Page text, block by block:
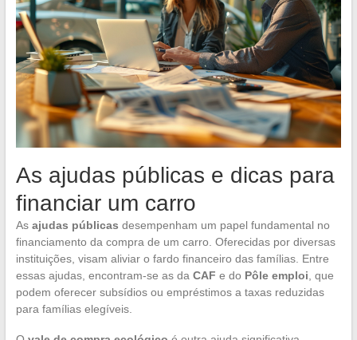
As ajudas públicas e dicas para
financiar um carro
As ajudas públicas desempenham um papel fundamental no
financiamento da compra de um carro. Oferecidas por diversas
instituições, visam aliviar o fardo financeiro das famílias. Entre
essas ajudas, encontram-se as da CAF e do Pôle emploi , que
podem oferecer subsídios ou empréstimos a taxas reduzidas
para famílias elegíveis.